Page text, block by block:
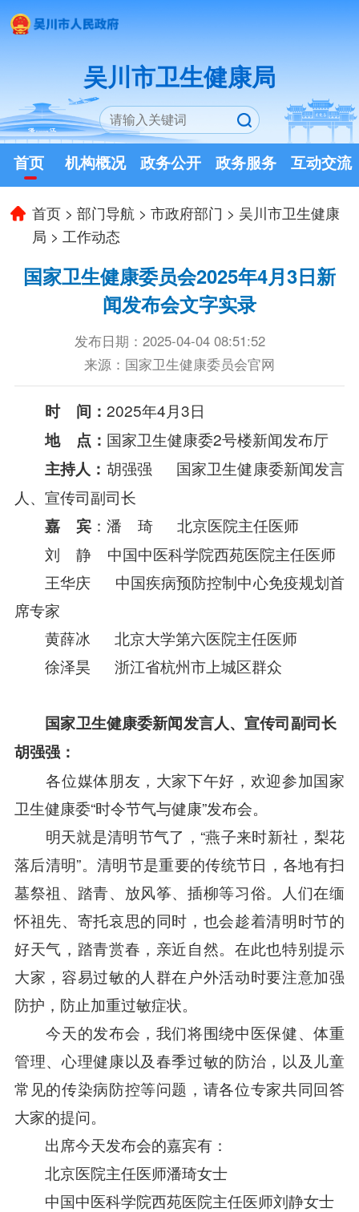
吴川市卫生健康局
首页 机构概况 政务公开 政务服务 互动交流
首页 >部门导航 >市政府部门 > 吴川市卫生健康
局 > 工作动态
国家卫生健康委员会2025年4月3日新
闻发布会文字实录
发布日期：2025-04-04 08:51:52
来源：国家卫生健康委员会官网
时 间： 2025年4月3日
地 点： 国家卫生健康委2号楼新闻发布厅
主持人： 胡强强
国家卫生健康委新闻发言
人、宣传司副司长
嘉 宾：潘 琦 北京医院主任医师
刘 静 中国中医科学院西苑医院主任医师
王华庆 中国疾病预防控制中心免疫规划首
席专家
黄薛冰 北京大学第六医院主任医师
徐泽昊 浙江省杭州市上城区群众
国家卫生健康委新闻发言人、宣传司副司长
胡强强：
各位媒体朋友，大家下午好，欢迎参加国家
卫生健康委“时令节气与健康”发布会。
明天就是清明节气了，“燕子来时新社，梨花
落后清明”。清明节是重要的传统节日，各地有扫
墓祭祖、踏青、放风筝、插柳等习俗。人们在缅
怀祖先、寄托哀思的同时，也会趁着清明时节的
好天气，踏青赏春，亲近自然。在此也特别提示
大家，容易过敏的人群在户外活动时要注意加强
防护，防止加重过敏症状。
今天的发布会，我们将围绕中医保健、体重
管理、心理健康以及春季过敏的防治，以及儿童
常见的传染病防控等问题，请各位专家共同回答
大家的提问。
出席今天发布会的嘉宾有：
北京医院主任医师潘琦女士
中国中医科学院西苑医院主任医师刘静女士